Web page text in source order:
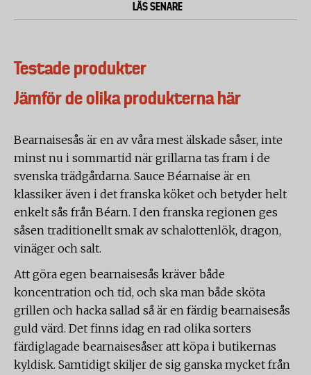
LÄS SENARE
Testade produkter
Jämför de olika produkterna här
Bearnaisesås är en av våra mest älskade såser, inte
minst nu i sommartid när grillarna tas fram i de
svenska trädgårdarna. Sauce Béarnaise är en
klassiker även i det franska köket och betyder helt
enkelt sås från Béarn. I den franska regionen ges
såsen traditionellt smak av schalottenlök, dragon,
vinäger och salt.
Att göra egen bearnaisesås kräver både
koncentration och tid, och ska man både sköta
grillen och hacka sallad så är en färdig bearnaisesås
guld värd. Det finns idag en rad olika sorters
färdiglagade bearnaisesåser att köpa i butikernas
kyldisk. Samtidigt skiljer de sig ganska mycket från